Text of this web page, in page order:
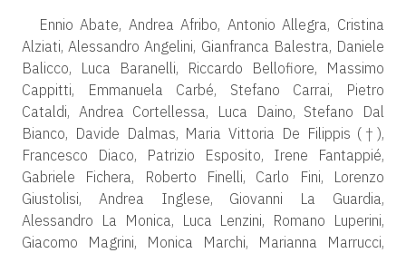
Ennio Abate, Andrea Afribo, Antonio Allegra, Cristina
Alziati, Alessandro Angelini, Gianfranca Balestra, Daniele
Balicco, Luca Baranelli, Riccardo Bellofiore, Massimo
Cappitti, Emmanuela Carbé, Stefano Carrai, Pietro
Cataldi, Andrea Cortellessa, Luca Daino, Stefano Dal
Bianco, Davide Dalmas, Maria Vittoria De Filippis (†),
Francesco Diaco, Patrizio Esposito, Irene Fantappié,
Gabriele Fichera, Roberto Finelli, Carlo Fini, Lorenzo
Giustolisi, Andrea Inglese, Giovanni La Guardia,
Alessandro La Monica, Luca Lenzini, Romano Luperini,
Giacomo Magrini, Monica Marchi, Marianna Marrucci,